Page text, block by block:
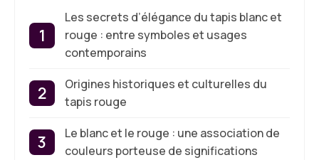
Les secrets d’élégance du tapis blanc et
rouge : entre symboles et usages
contemporains
Origines historiques et culturelles du
tapis rouge
Le blanc et le rouge : une association de
couleurs porteuse de significations